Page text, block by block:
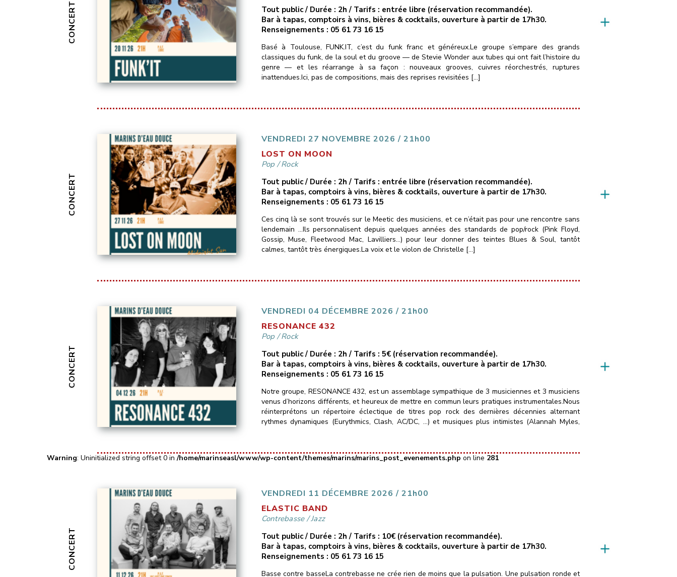
CONCERT
Tout public / Durée : 2h / Tarifs : entrée libre (réservation recommandée).
Bar à tapas, comptoirs à vins, bières & cocktails, ouverture à partir de 17h30.
Renseignements : 05 61 73 16 15
Basé à Toulouse, FUNK.IT, c’est du funk franc et généreux.Le groupe s’empare des grands
classiques du funk, de la soul et du groove — de Stevie Wonder aux tubes qui ont fait l’histoire du
genre — et les réarrange à sa façon : nouveaux grooves, cuivres réorchestrés, ruptures
inattendues.Ici, pas de compositions, mais des reprises revisitées […]
CONCERT
VENDREDI 27 NOVEMBRE 2026 / 21h00
LOST ON MOON
Pop /Rock
Tout public / Durée : 2h / Tarifs : entrée libre (réservation recommandée).
Bar à tapas, comptoirs à vins, bières & cocktails, ouverture à partir de 17h30.
Renseignements : 05 61 73 16 15
Ces cinq là se sont trouvés sur le Meetic des musiciens, et ce n’était pas pour une rencontre sans
lendemain …Ils personnalisent depuis quelques années des standards de pop/rock (Pink Floyd,
Gossip, Muse, Fleetwood Mac, Lavilliers…) pour leur donner des teintes Blues & Soul, tantôt
calmes, tantôt très énergiques.La voix et le violon de Christelle […]
CONCERT
VENDREDI 04 DÉCEMBRE 2026 / 21h00
RESONANCE 432
Pop /Rock
Tout public / Durée : 2h / Tarifs : 5€ (réservation recommandée).
Bar à tapas, comptoirs à vins, bières & cocktails, ouverture à partir de 17h30.
Renseignements : 05 61 73 16 15
Notre groupe, RESONANCE 432, est un assemblage sympathique de 3 musiciennes et 3 musiciens
venus d’horizons différents, et heureux de mettre en commun leurs pratiques instrumentales.Nous
réinterprétons un répertoire éclectique de titres pop rock des dernières décennies alternant
rythmes dynamiques (Eurythmics, Clash, AC/DC, …) et musiques plus intimistes (Alannah Myles,
Warning: Uninitialized string offset 0 in/home/marinseasl/www/wp-content/themes/marins/marins_post_evenements.php on line 281
CONCERT
VENDREDI 11 DÉCEMBRE 2026 / 21h00
ELASTIC BAND
Contrebasse/Jazz
Tout public / Durée : 2h / Tarifs : 10€ (réservation recommandée).
Bar à tapas, comptoirs à vins, bières & cocktails, ouverture à partir de 17h30.
Renseignements : 05 61 73 16 15
Basse contre basseLa contrebasse ne crée rien de moins que la pulsation. Une pulsation ronde et